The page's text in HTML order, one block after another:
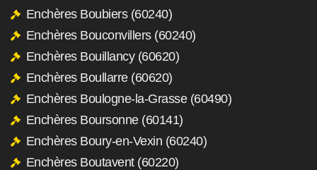
Enchères Boubiers (60240)
Enchères Bouconvillers (60240)
Enchères Bouillancy (60620)
Enchères Boullarre (60620)
Enchères Boulogne-la-Grasse (60490)
Enchères Boursonne (60141)
Enchères Boury-en-Vexin (60240)
Enchères Boutavent (60220)